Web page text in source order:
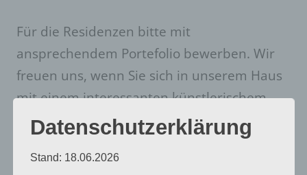
Für die Residenzen bitte mit
ansprechendem Portefolio bewerben. Wir
freuen uns, wenn Sie sich in unserem Haus
mit einem interessanten künstlerischem
Projekt einbringen, in unserem neuen
Galerie- und Werkstatthaus arbeiten und
Workshops durchführen und zu den
Datenschutzerklärung
Stand: 18.06.2026